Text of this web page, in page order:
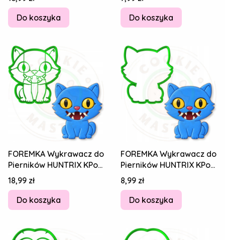
Przepisy
Do koszyka
Przepisy
Do koszyka
FOREMKA Wykrawacz do
Pierników HUNTRIX KPop
Demon Hunters TYGRYS
KOT DERPY
Cena
18,99 zł
Do koszyka
FOREMKA Wykrawacz do
Pierników HUNTRIX KPop
Demon Hunters TYGRYS
KOT DERPY
Cena
8,99 zł
Do koszyka